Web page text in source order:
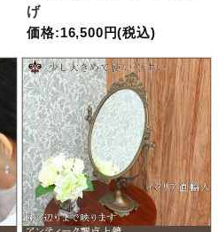
げ
価格:16,500円(税込)